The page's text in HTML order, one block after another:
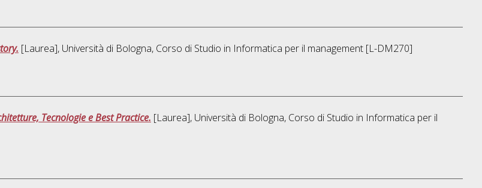
[Laurea], Università di Bologna, Corso di Studio in Informatica per il management [L-DM270]
Tecnologie e Best Practice. [Laurea], Università di Bologna, Corso di Studio in Informatica per il